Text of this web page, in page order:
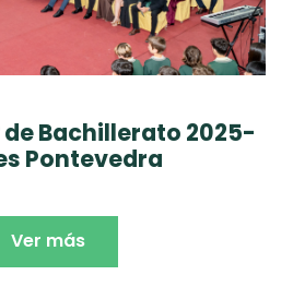
Bachillerato 2025-
Pontevedra
Ver más